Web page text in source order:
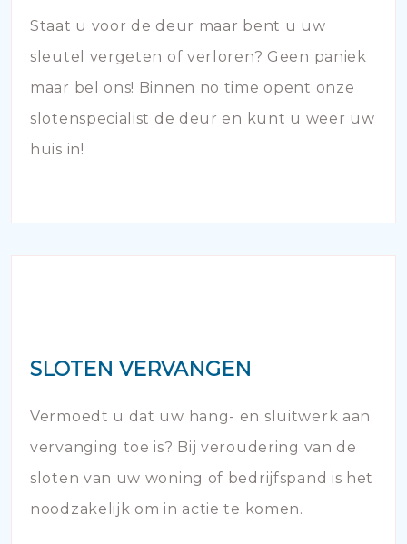
Staat u voor de deur maar bent u uw
sleutel vergeten of verloren? Geen paniek
maar bel ons! Binnen no time opent onze
slotenspecialist de deur en kunt u weer uw
huis in!
SLOTEN VERVANGEN
Vermoedt u dat uw hang- en sluitwerk aan
vervanging toe is? Bij veroudering van de
sloten van uw woning of bedrijfspand is het
noodzakelijk om in actie te komen.